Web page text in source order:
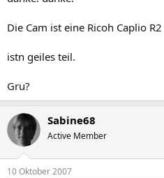
Die Cam ist eine Ricoh Caplio R2
istn geiles teil.
Gru?
Sabine68
Active Member
10 Oktober 2007